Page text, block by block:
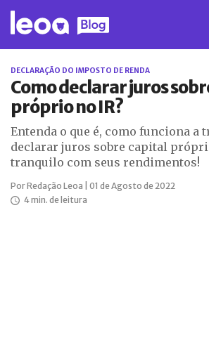
DECLARAÇÃO DO IMPOSTO DE RENDA
Como declarar juros
próprio no IR?
Entenda o que é, como funciona a
declarar juros sobre capital
tranquilo com seus rendimentos!
Por Redação Leoa | 01 de Agosto de 2022
4 min. de leitura